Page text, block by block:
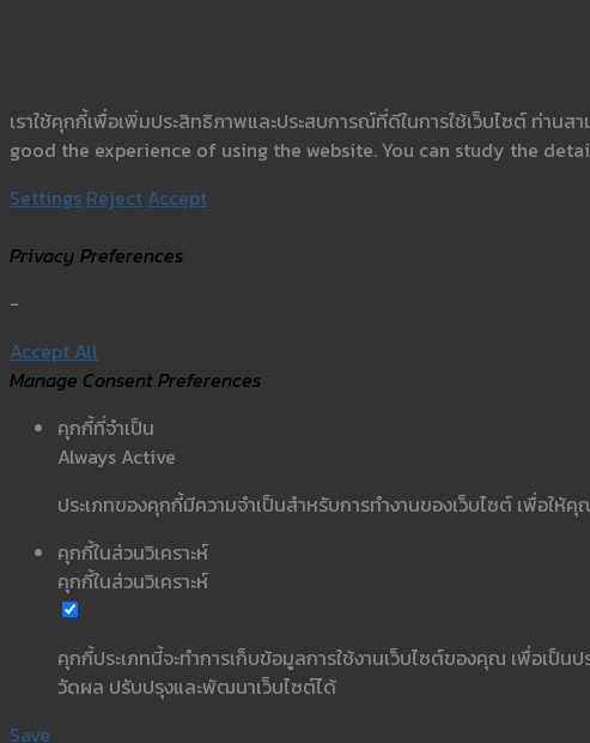
เราใช้คุกกี้เพื่อเพิ่มประสิทธิภาพและประสบการณ์ที่ดีในการใช้เว็บไซต์ ท่า
good the experience of using the website. You can study the
Settings Reject Accept
Privacy Preferences
-
Accept All
Manage Consent Preferences
คุกกี้ที่จำเป็น
Always Active
ประเภทของคุกกี้มีความจำเป็นสำหรับการทำงานของเว็บไซต์ เพื่อให้
คุกกี้ในส่วนวิเคราะห์
คุกกี้ในส่วนวิเคราะห์
คุกกี้ประเภทนี้จะทำการเก็บข้อมูลการใช้งานเว็บไซต์ของคุณ เพื่อเป็น
วัดผล ปรับปรุงและพัฒนาเว็บไซต์ได้
Save